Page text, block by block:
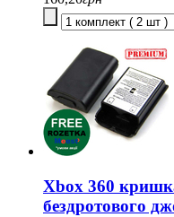
Xbox 360
бездротового